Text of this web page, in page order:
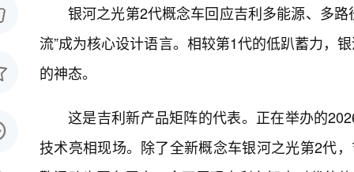
银河之光第2代概念车回应吉利多能源、多
流”成为核心设计语言。相较第1代的低趴蓄力，
的神态。
这是吉利新产品矩阵的代表。正在举办的
技术亮相现场。除了全新概念车银河之光第2代